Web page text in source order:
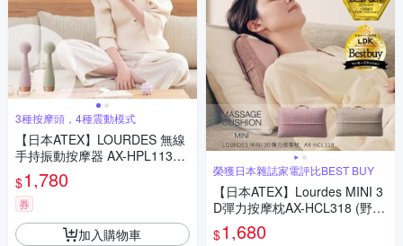
3種按摩頭，4種震動模式
【日本ATEX】LOURDES 無線
手持振動按摩器 AX-HPL113
(手持按摩/指壓棒)
$1,780
券
加入購物車
榮獲日本雜誌家電評比BEST BUY
【日本ATEX】Lourdes MINI 3
D彈力按摩枕AX-HCL318 (野莓
裸粉/奶茶栗色)
$1,680